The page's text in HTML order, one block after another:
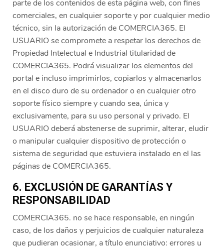
parte de los contenidos de esta página web, con fines
comerciales, en cualquier soporte y por cualquier medio
técnico, sin la autorización de COMERCIA365. El
USUARIO se compromete a respetar los derechos de
Propiedad Intelectual e Industrial titularidad de
COMERCIA365. Podrá visualizar los elementos del
portal e incluso imprimirlos, copiarlos y almacenarlos
en el disco duro de su ordenador o en cualquier otro
soporte físico siempre y cuando sea, única y
exclusivamente, para su uso personal y privado. El
USUARIO deberá abstenerse de suprimir, alterar, eludir
o manipular cualquier dispositivo de protección o
sistema de seguridad que estuviera instalado en el las
páginas de COMERCIA365.
6. EXCLUSIÓN DE GARANTÍAS Y
RESPONSABILIDAD
COMERCIA365. no se hace responsable, en ningún
caso, de los daños y perjuicios de cualquier naturaleza
que pudieran ocasionar, a título enunciativo: errores u